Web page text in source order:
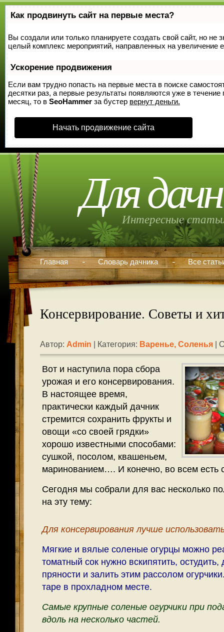
Как продвинуть сайт на первые места?
Вы создали или только планируете создать свой сайт, но не
целый комплекс мероприятий, направленных на увеличение
Ускорение продвижения
Если вам трудно попасть на первые места в поиске
десятки раз, а первые результаты появляются уже в
месяц, то в SeoHammer за бустер вернут деньги.
Начать продвижение сайта
Для
Интересные
Главная Словарь дачника Все
Консервирование. Советы и
Автор: Admin | Категория: Варенье, Соленья |
Вот и наступила пора сбора
урожая и его консервирования.
В настоящее время,
практически каждый дачник
стремится сохранить фрукты и
овощи «со своей грядки»
хорошо известными способами:
сушкой, посолом, квашеньем,
маринованием…. И конечно, во всем есть
Сегодня мы собрали для вас несколько
на эту тему:
Для консервирования лучше
Мягкие и вялые соленые огурцы можно
томатный сок нужно вскипятить, остудить,
пряности и залить этим рассолом
таре в прохладном месте.
Самые крупные соленые огурчики при
вдоль на несколько частей.